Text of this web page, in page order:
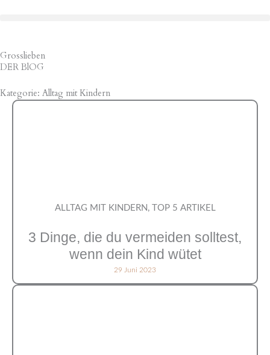
Grosslieben
DER BlOG
Kategorie: Alltag mit Kindern
ALLTAG MIT KINDERN , TOP 5 ARTIKEL
3 Dinge, die du vermeiden solltest,
wenn dein Kind wütet
29 Juni 2023